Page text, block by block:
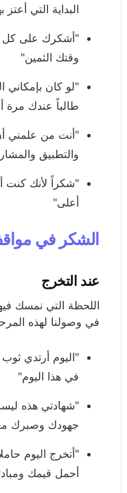
البداية التي أعتز
"أشكرك على كل
وقتك الثمين"
"لو كان بإمكاني
طالباً عندك مرة
"أنت من علمني
والتطبيق
"شكراً لأنك كنت
أعلى"
الشكر في
عند التخرج
اللحظة التي نمسك
في وصولنا لهذه
"اليوم أرتدي
في هذا اليوم"
"شهادتي هذه
جهودك وصبرك
"أتخرج اليوم
أحمل قيمك